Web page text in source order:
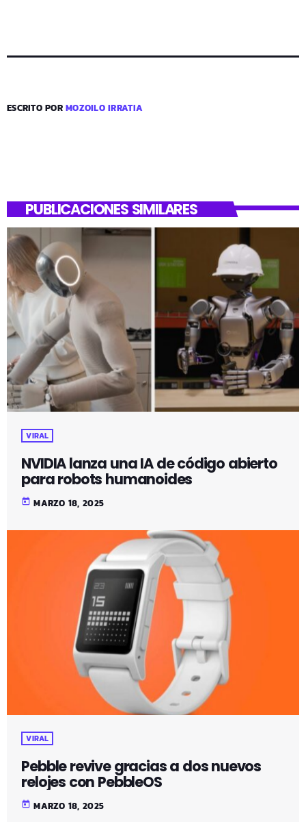
ESCRITO PORMOZOILO IRRATIA
PUBLICACIONES SIMILARES
VIRAL
NVIDIA lanza una IA de código abierto
para robots humanoides
today MARZO 18, 2025
VIRAL
Pebble revive gracias a dos nuevos
relojes con PebbleOS
today MARZO 18, 2025